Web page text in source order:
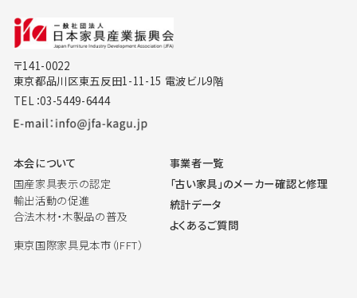
〒141-0022
東京都品川区東五反田1-11-15 電波ビル9階
TEL：03-5449-6444
本会について
国産家具表示の認定
輸出活動の促進
合法木材・木製品の普及
東京国際家具見本市（IFFT）
事業者一覧
「古い家具」のメーカー確認と修理
統計データ
よくあるご質問